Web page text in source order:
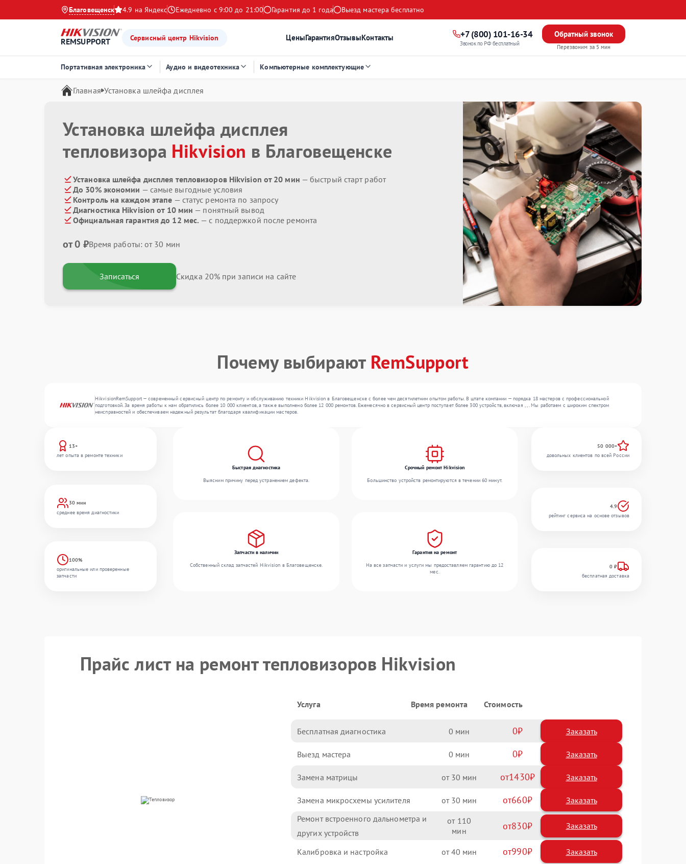
Благовещенск 4.9 на Яндекс Ежедневно с 9:00 до 21:00 Гарантия до 1 года Выезд мастера бесплатно
REMSUPPORT Сервисный центр Hikvision ЦеныГарантияОтзывыКонтакты +7 (800) 101-16-34
Звонок по РФ бесплатный
Обратный звонок
Перезвоним за 5 мин
Портативная электроника Аудио и видеотехника Компьютерные комплектующие
Главная Установка шлейфа дисплея
Установка шлейфа дисплея
тепловизора Hikvision в Благовещенске
Установка шлейфа дисплея тепловизоров Hikvision от 20 мин — быстрый старт работ
До 30% экономии — самые выгодные условия
Контроль на каждом этапе — статус ремонта по запросу
Диагностика Hikvision от 10 мин — понятный вывод
Официальная гарантия до 12 мес. — с поддержкой после ремонта
от 0 ₽Время работы: от 30 мин
Записаться Скидка 20% при записи на сайте
Почему выбирают RemSupport
HikvisionRemSupport — современный сервисный центр по ремонту и обслуживанию техники Hikvision в Благовещенске с более чем десятилетним опытом работы. В штате компании — порядка 18 мастеров с профессиональной
подготовкой. За время работы к нам обратились более 10 000 клиентов, а также выполнено более 12 000 ремонтов. Ежемесячно в сервисный центр поступает более 300 устройств, включая , , . Мы работаем с широким спектром
неисправностей и обеспечиваем надежный результат благодаря квалификации мастеров.
13+
лет опыта в ремонте техники
30 мин
среднее время диагностики
100%
оригинальные или проверенные
запчасти
Быстрая диагностика
Выясним причину перед устранением дефекта.
Срочный ремонт Hikvision
Большинство устройств ремонтируются в течении 60 минут.
Запчасти в наличии
Собственный склад запчастей Hikvision в Благовещенске.
Гарантия на ремонт
На все запчасти и услуги мы предоставляем гарантию до 12
мес.
50 000+
довольных клиентов по всей России
4.9
рейтинг сервиса на основе отзывов
0 ₽
бесплатная доставка
Прайс лист на ремонт тепловизоров Hikvision
Услуга Время ремонта Стоимость
Бесплатная диагностика 0 0 Заказать
Выезд мастера 0 0 Заказать
Замена матрицы 30 1430
Замена микросхемы усилителя 30 660
Ремонт встроенного дальнометра и
других устройств
110 830
Калибровка и настройка 40 990